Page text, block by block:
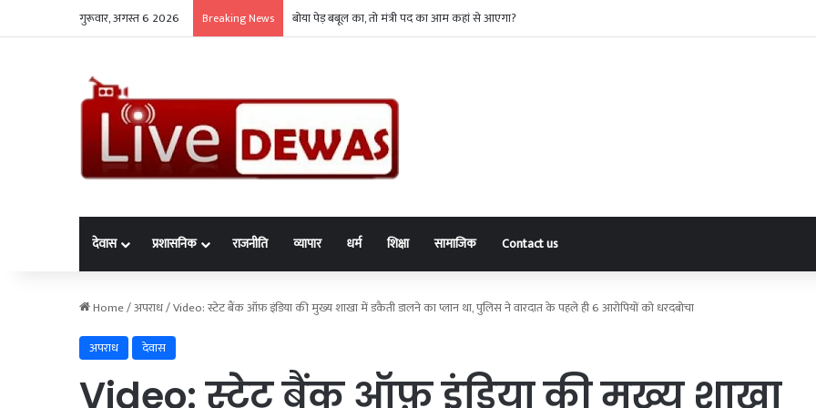
गुरूवार, अगस्त 6 2026 Breaking News रैली-जुलूस में मोबाइल और नकदी चुराने वाला अंतरराज्यीय गिरोह पकड़ाया, पांच आरोपी व एक नाबालिग गिरफ्तार
देवास प्रशासनिक राजनीति व्यापार धर्म शिक्षा सामाजिक Contact us
Home/अपराध/Video: स्टेट बैंक ऑफ़ इंडिया की मुख्य शाखा में डकैती डालने का प्लान था, पुलिस ने वारदात के पहले ही 6 आरोपियों को धरदबोचा
अपराध
देवास
Video: स्टेट बैंक ऑफ़ इंडिया की मुख्य शाखा